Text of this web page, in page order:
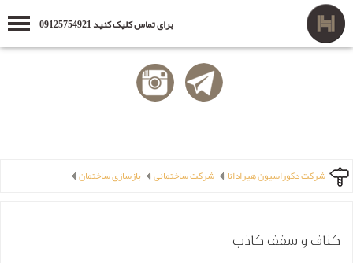
برای تماس کلیک کنید 09125754921
شرکت دکوراسیون هیرادانا شرکت ساختمانی بازسازی ساختمان
کناف و سقف کاذب